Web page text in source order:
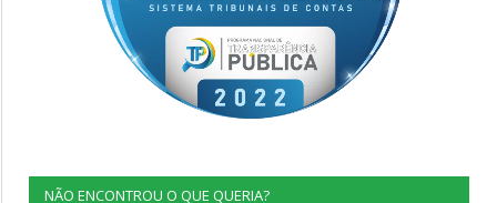
NÃO ENCONTROU O QUE QUERIA?